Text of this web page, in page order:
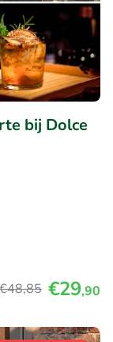
bij Dolce
€48,85 €29,90